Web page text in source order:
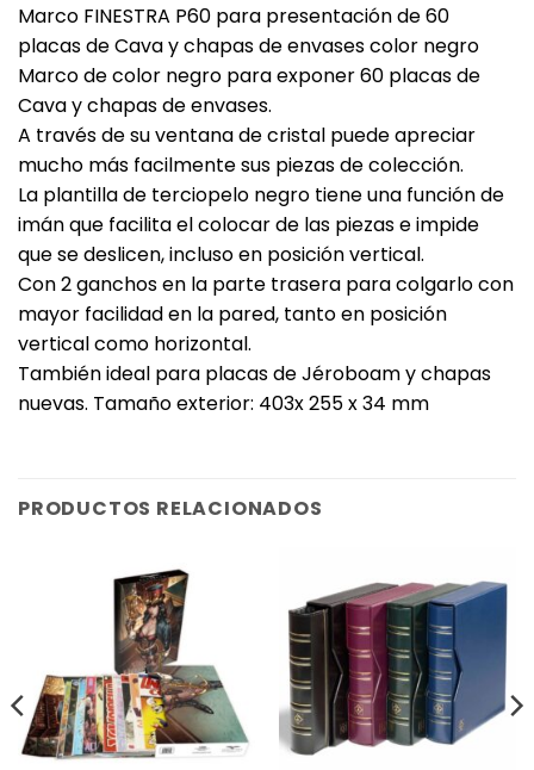
Marco FINESTRA P60 para presentación de 60
placas de Cava y chapas de envases color negro
Marco de color negro para exponer 60 placas de
Cava y chapas de envases.
A través de su ventana de cristal puede apreciar
mucho más facilmente sus piezas de colección.
La plantilla de terciopelo negro tiene una función de
imán que facilita el colocar de las piezas e impide
que se deslicen, incluso en posición vertical.
Con 2 ganchos en la parte trasera para colgarlo con
mayor facilidad en la pared, tanto en posición
vertical como horizontal.
También ideal para placas de Jéroboam y chapas
nuevas. Tamaño exterior: 403x 255 x 34 mm
PRODUCTOS RELACIONADOS